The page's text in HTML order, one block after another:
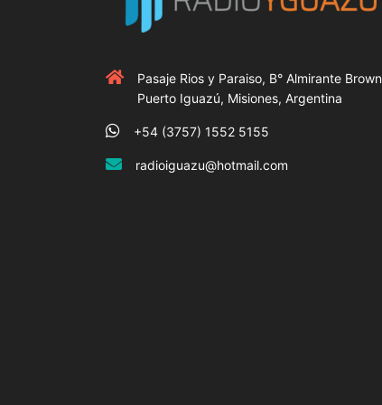
Pasaje Rios y Paraiso, B° Almirante Brown
Puerto Iguazú, Misiones, Argentina
+54 (3757) 1552 5155
radioiguazu@hotmail.com